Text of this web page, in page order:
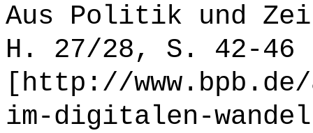
Aus Politik und
H. 27/28, S. 42-46
[http://www.bpb.de/
im-digitalen-